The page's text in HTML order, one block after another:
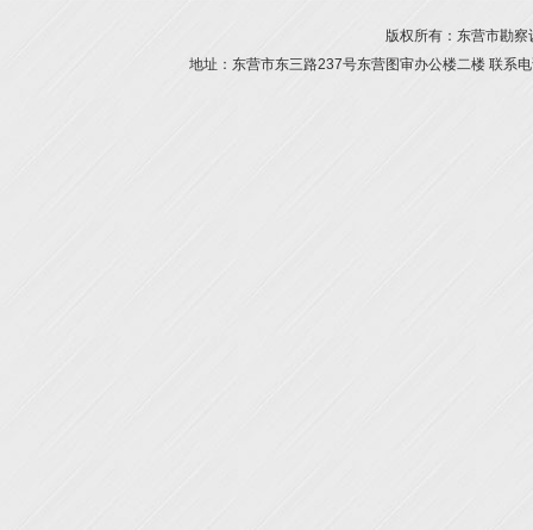
版权所有：东营市勘
地址：东营市东三路237号东营图审办公楼二楼 联系